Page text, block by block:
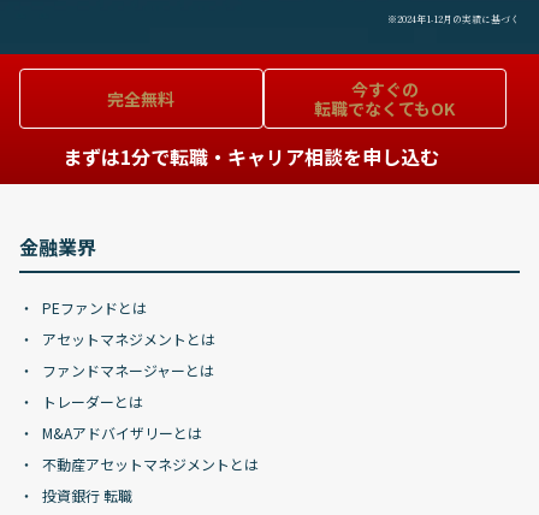
※2024年1-12月の実績に基づく
完全無料
今すぐの
転職でなくてもOK
まずは1分で転職・キャリア相談を申し込む
金融業界
PEファンドとは
アセットマネジメントとは
ファンドマネージャーとは
トレーダーとは
M&Aアドバイザリーとは
不動産アセットマネジメントとは
投資銀行 転職